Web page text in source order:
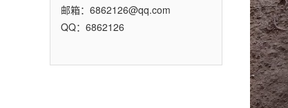
邮箱：6862126@qq.com
QQ：6862126